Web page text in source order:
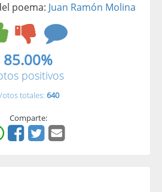
poema: Juan Ramón Molina
85.00%
positivos
totales: 640
Comparte: